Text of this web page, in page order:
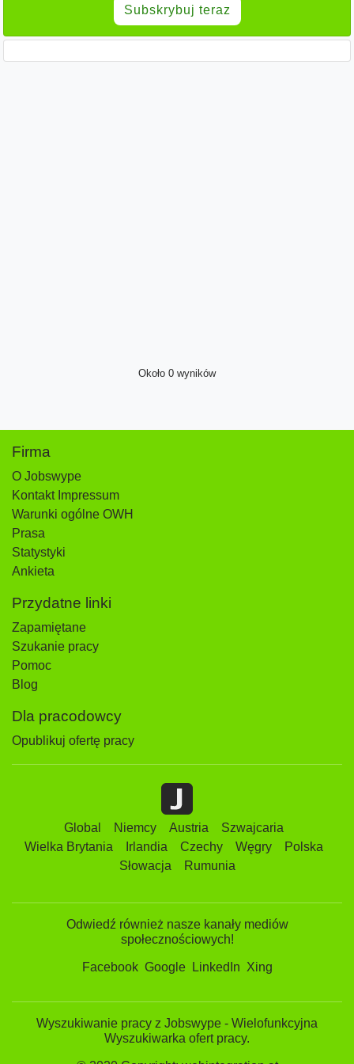
Subskrybuj teraz
Około 0 wyników
Firma
O Jobswype
Kontakt Impressum
Warunki ogólne OWH
Prasa
Statystyki
Ankieta
Przydatne linki
Zapamiętane
Szukanie pracy
Pomoc
Blog
Dla pracodowcy
Opublikuj ofertę pracy
Global Niemcy Austria
Szwajcaria
Wielka Brytania
Irlandia Czechy Węgry
Polska
Słowacja
Rumunia
Odwiedź również nasze kanały mediów
społecznościowych!
Facebook Google LinkedIn Xing
Wyszukiwanie pracy z Jobswype - Wielofunkcyjna
Wyszukiwarka ofert pracy.